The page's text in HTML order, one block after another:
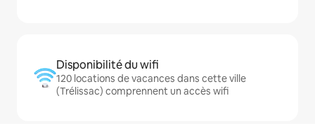
Disponibilité du wifi
120 locations de vacances dans cette ville
(Trélissac) comprennent un accès wifi